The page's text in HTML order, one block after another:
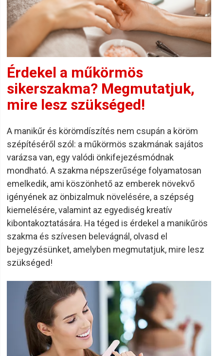
Érdekel a műkörmös
sikerszakma? Megmutatjuk,
mire lesz szükséged!
A manikűr és körömdíszítés nem csupán a köröm
szépítéséről szól: a műkörmös szakmának sajátos
varázsa van, egy valódi önkifejezésmódnak
mondható. A szakma népszerűsége folyamatosan
emelkedik, ami köszönhető az emberek növekvő
igényének az önbizalmuk növelésére, a szépség
kiemelésére, valamint az egyediség kreatív
kibontakoztatására. Ha téged is érdekel a manikűrös
szakma és szívesen belevágnál, olvasd el
bejegyzésünket, amelyben megmutatjuk, mire lesz
szükséged!